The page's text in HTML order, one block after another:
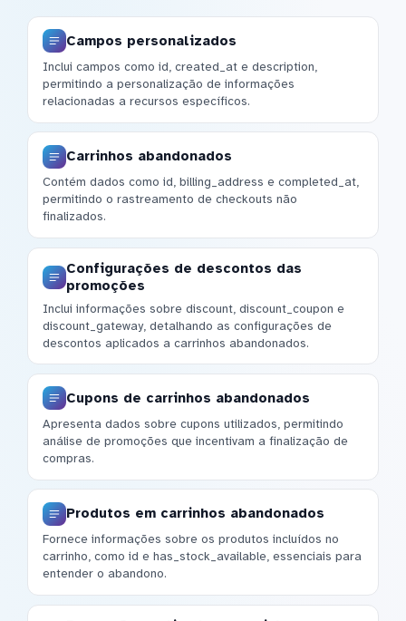
Campos personalizados
Inclui campos como id, created_at e description,
permitindo a personalização de informações
relacionadas a recursos específicos.
Carrinhos abandonados
Contém dados como id, billing_address e completed_at,
permitindo o rastreamento de checkouts não
finalizados.
Configurações de descontos das
promoções
Inclui informações sobre discount, discount_coupon e
discount_gateway, detalhando as configurações de
descontos aplicados a carrinhos abandonados.
Cupons de carrinhos abandonados
Apresenta dados sobre cupons utilizados, permitindo
análise de promoções que incentivam a finalização de
compras.
Produtos em carrinhos abandonados
Fornece informações sobre os produtos incluídos no
carrinho, como id e has_stock_available, essenciais para
entender o abandono.